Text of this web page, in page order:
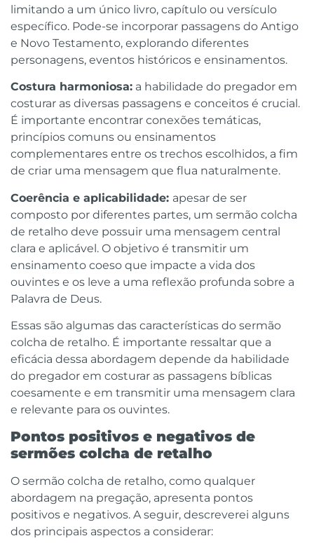
limitando a um único livro, capítulo ou versículo
específico. Pode-se incorporar passagens do Antigo
e Novo Testamento, explorando diferentes
personagens, eventos históricos e ensinamentos.
Costura harmoniosa: a habilidade do pregador em
costurar as diversas passagens e conceitos é crucial.
É importante encontrar conexões temáticas,
princípios comuns ou ensinamentos
complementares entre os trechos escolhidos, a fim
de criar uma mensagem que flua naturalmente.
Coerência e aplicabilidade: apesar de ser
composto por diferentes partes, um sermão colcha
de retalho deve possuir uma mensagem central
clara e aplicável. O objetivo é transmitir um
ensinamento coeso que impacte a vida dos
ouvintes e os leve a uma reflexão profunda sobre a
Palavra de Deus.
Essas são algumas das características do sermão
colcha de retalho. É importante ressaltar que a
eficácia dessa abordagem depende da habilidade
do pregador em costurar as passagens bíblicas
coesamente e em transmitir uma mensagem clara
e relevante para os ouvintes.
Pontos positivos e negativos de
sermões colcha de retalho
O sermão colcha de retalho, como qualquer
abordagem na pregação, apresenta pontos
positivos e negativos. A seguir, descreverei alguns
dos principais aspectos a considerar: